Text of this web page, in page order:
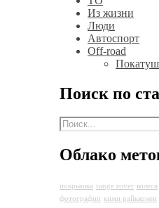
Из жизни
Люди
Автоспорт
Off-road
Поиск по
Облако
покрышка range rover колеса
фотографии кими райкконен